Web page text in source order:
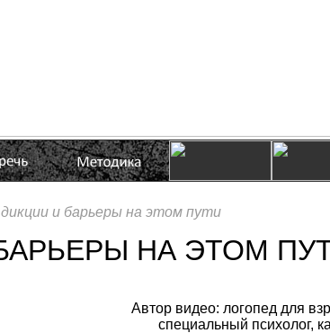
и барьеры на этом пути
НА ЭТОМ
Автор видео: логопед для
специальный психолог,